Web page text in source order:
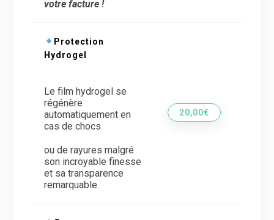
votre facture !
Protection
Hydrogel
Le film hydrogel se
régénère
automatiquement en
cas de chocs
ou de rayures malgré
son incroyable finesse
et sa transparence
remarquable.
20,00€